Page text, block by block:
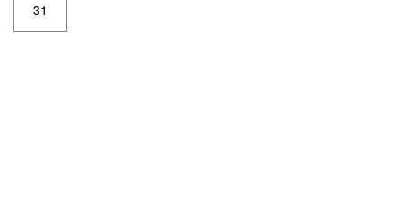
31